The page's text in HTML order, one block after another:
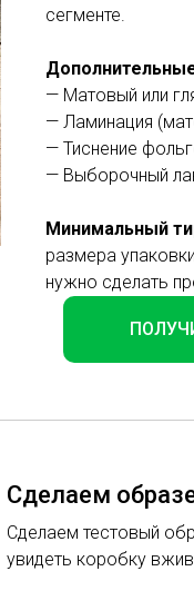
сегменте.
— Матовый или
— Ламинация
— Тиснение
— Выборочный
Минимальный
размера
нужно сделать
Сделаем
Сделаем тестовый
увидеть коробку